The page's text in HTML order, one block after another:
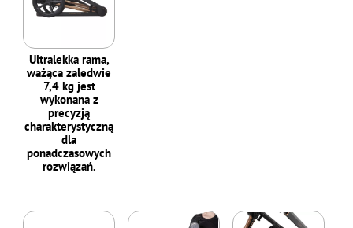
Ultralekka rama,
ważąca zaledwie
7,4 kg jest
wykonana z
precyzją
charakterystyczną
dla
ponadczasowych
rozwiązań.